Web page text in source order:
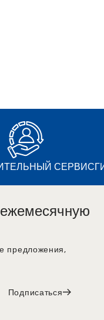
СЕРВИС
предложения,
Подписаться